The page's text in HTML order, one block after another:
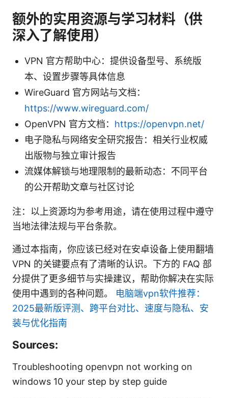
额外的实用资源与学习材料（供
深入了解使用）
VPN 官方帮助中心：提供设备型号、系统版
本、设置步骤等具体信息
WireGuard 官方网站与文档：
https://www.wireguard.com/
OpenVPN 官方文档： https://openvpn.net/
电子隐私与网络安全研究报告：相关行业权威
出版物与独立审计报告
流媒体解锁与地理限制的最新动态：不同平台
的公开帮助文章与社区讨论
注：以上资源均为参考用途，请在使用过程中遵守
当地法律法规与平台条款。
通过本指南，你应该已经对在安卓设备上使用翻墙
VPN 的关键要点有了清晰的认识。下方的 FAQ 部
分提供了更多细节与实操建议，帮助你解决在实际
使用中遇到的各种问题。 电脑端vpn软件推荐：
2025最新版评测、跨平台对比、速度与隐私、安
装与优化指南
Sources:
Troubleshooting openvpn not working on
windows 10 your step by step guide